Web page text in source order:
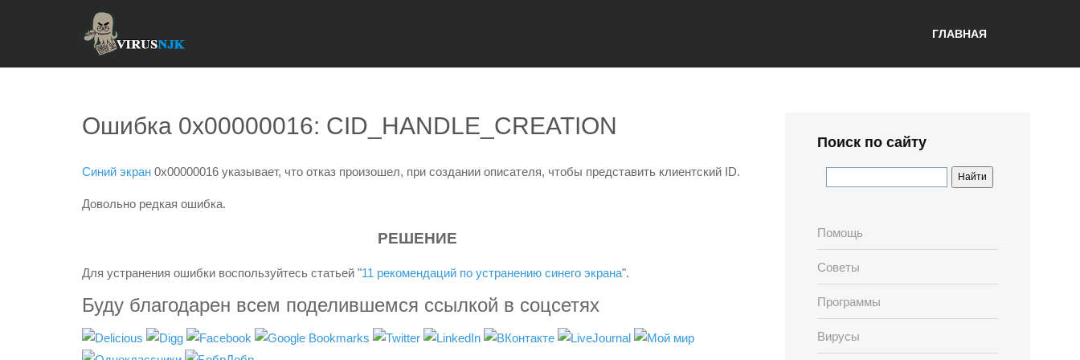
ГЛАВНАЯ
Ошибка 0x00000016: CID_HANDLE_CREATION
Синий экран 0x00000016 указывает, что отказ произошел, при создании описателя, чтобы представить клиентский ID.
Довольно редкая ошибка.
РЕШЕНИЕ
Для устранения ошибки воспользуйтесь статьей "11 рекомендаций по устранению синего экрана".
Буду благодарен всем поделившемся ссылкой в соцсетях
Поиск по сайту
Помощь
Советы
Программы
Вирусы